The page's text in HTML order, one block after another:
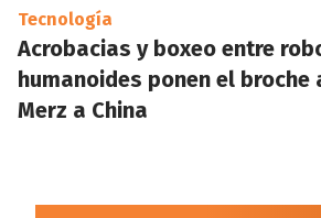
Tecnología
Acrobacias y boxeo entre
humanoides ponen el broche
Merz a China